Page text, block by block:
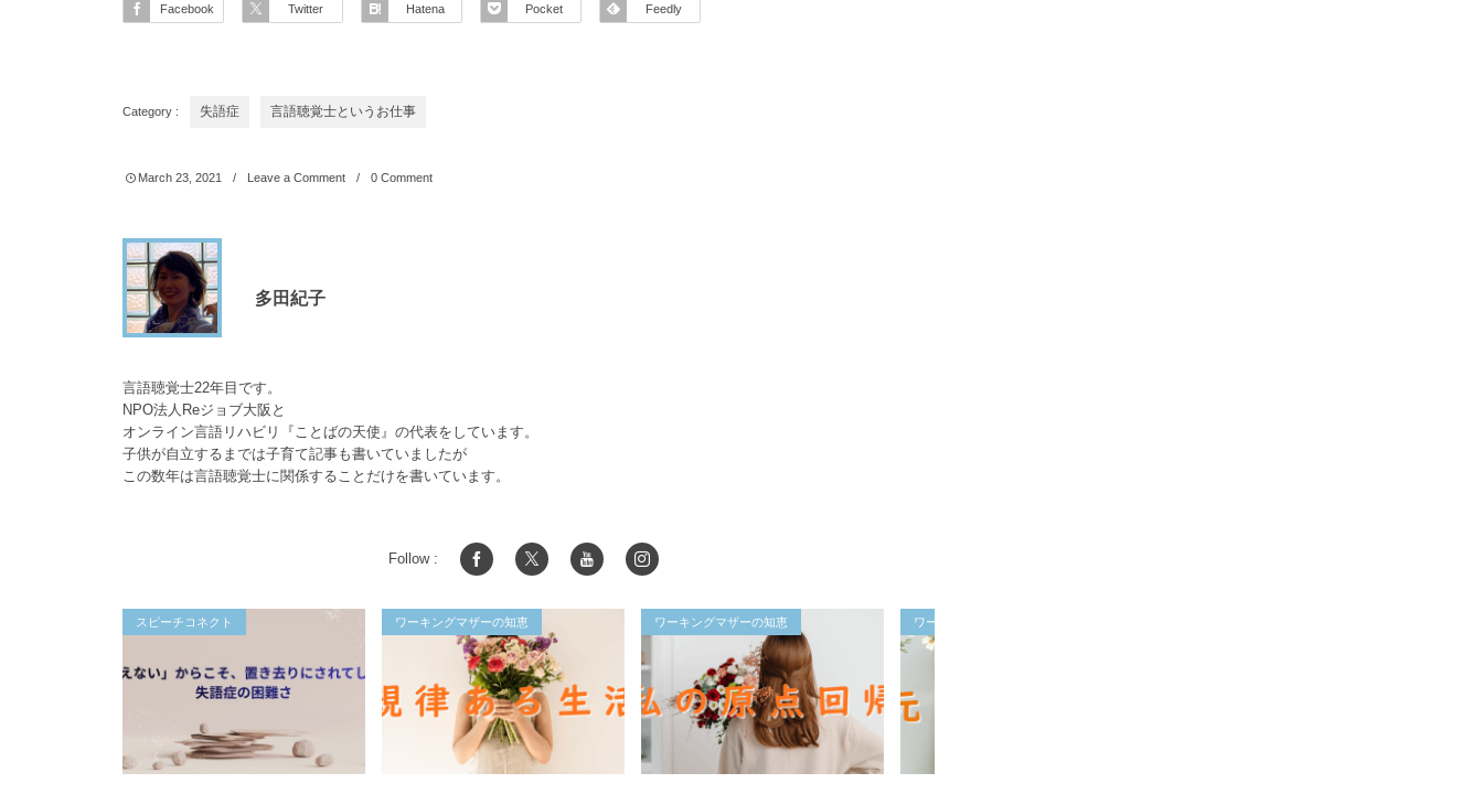
Facebook Twitter Hatena Pocket Feedly
Category : 失語症 言語聴覚士というお仕事
March 23 ,2021 Leave a Comment 0 Comment
多田紀子
言語聴覚士22年目です。
NPO法人Reジョブ大阪と
オンライン言語リハビリ『ことばの天使』の代表をしています。
子供が自立するまでは子育て記事も書いていましたが
この数年は言語聴覚士に関係することだけを書いています。
Follow :
スピーチコネクト ワーキングマザーの知恵 ワーキングマザーの知恵 ワーキングマザーの知恵